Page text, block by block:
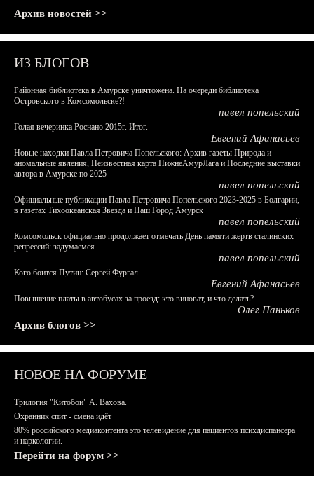
Архив новостей >>
ИЗ БЛОГОВ
Районная библиотека в Амурске уничтожена. На очереди библиотека
Островского в Комсомольске?!
павел попельский
Голая вечеринка Роснано 2015г. Итог.
Евгений Афанасьев
Новые находки Павла Петровича Попельского: Архив газеты Природа и
аномальные явления, Неизвестная карта НижнеАмурЛага и Последние выставки
автора в Амурске по 2025
павел попельский
Официальные публикации Павла Петровича Попельского 2023-2025 в Болгарии,
в газетах Тихоокеанская Звезда и Наш Город Амурск
павел попельский
Комсомольск официально продолжает отмечать День памяти жертв сталинских
репрессий: задумаемся...
павел попельский
Кого боится Путин: Сергей Фургал
Евгений Афанасьев
Повышение платы в автобусах за проезд: кто виноват, и что делать?
Олег Паньков
Архив блогов >>
НОВОЕ НА ФОРУМЕ
Трилогия "Китобои" А. Вахова.
Охранник спит - смена идёт
80% российского медиаконтента это телевидение для пациентов психдиспансера
и наркологии.
Перейти на форум >>